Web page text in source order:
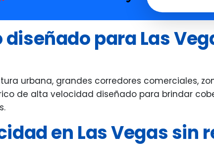
concerns and assisted us
carriers as well as doing
up from start to finish.
care. The staff were
especially our salesperson!
helped the most and was
throughout the
and is a great
in general
you call, he'll get
para Las
urbana, grandes corredores comerciales,
de alta velocidad diseñado para brindar
en Las Vegas sin